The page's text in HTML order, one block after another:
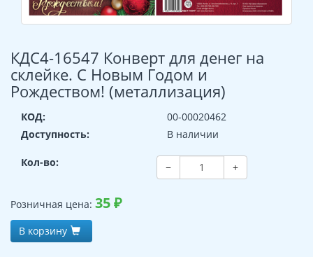
КДС4-16547 Конверт для денег на
склейке. С Новым Годом и
Рождеством! (металлизация)
КОД:
00-00020462
Доступность:
В наличии
Кол-во: − +
Розничная цена: 35₽
В корзину